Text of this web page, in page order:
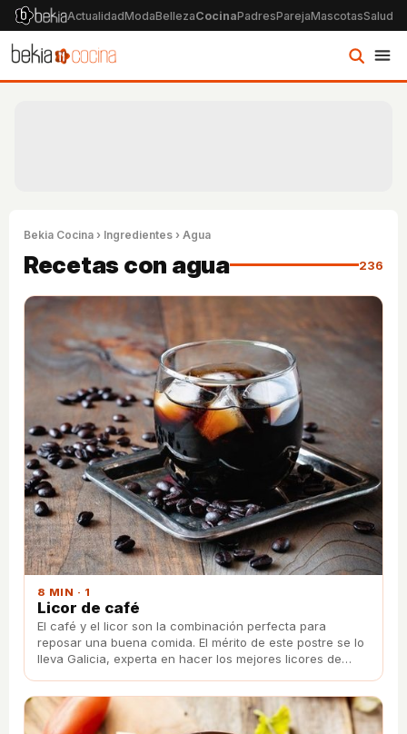
ActualidadModaBellezaCocinaPadresParejaMascotasSalud
Bekia Cocina › Ingredientes › Agua
Recetas con agua 236
8 MIN · 1
Licor de café
El café y el licor son la combinación perfecta para
reposar una buena comida. El mérito de este postre se lo
lleva Galicia, experta en hacer los mejores licores de